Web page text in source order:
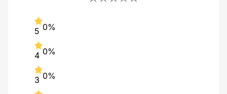
5 0%
4 0%
3 0%